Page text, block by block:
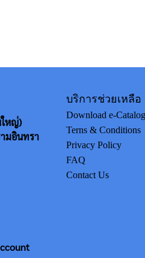
หญ่)
มอินทรา
บริการช่วยเหลือ
Download e-Catalog
Terns & Conditions
Privacy Policy
FAQ
Contact Us